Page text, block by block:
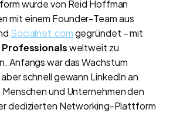
wurde von Reid Hoffman
mit einem Founder-Team aus
Socialnet.comgegründet – mit
Professionalsweltweit zu
Anfangs war das Wachstum
schnell gewann LinkedIn an
Menschen und Unternehmen den
dedizierten Networking-Plattform